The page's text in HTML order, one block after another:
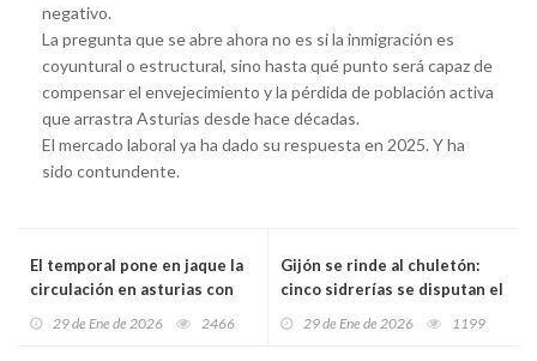
negativo.
La pregunta que se abre ahora no es si la inmigración es
coyuntural o estructural, sino hasta qué punto será capaz de
compensar el envejecimiento y la pérdida de población activa
que arrastra Asturias desde hace décadas.
El mercado laboral ya ha dado su respuesta en 2025. Y ha
sido contundente.
El temporal pone en jaque la
circulación en asturias con
29 de Ene de 2026 2466
Gijón se rinde al chuletón:
cinco sidrerías se disputan el
29 de Ene de 2026 1199